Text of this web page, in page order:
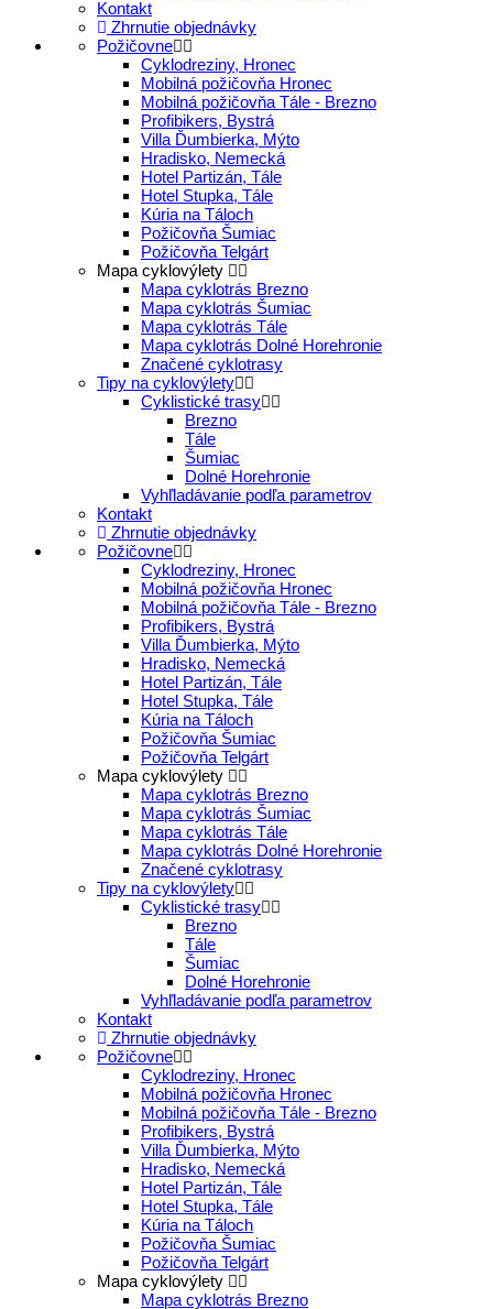
Kontakt
Zhrnutie objednávky
Požičovne
Cyklodreziny, Hronec
Mobilná požičovňa Hronec
Mobilná požičovňa Tále - Brezno
Profibikers, Bystrá
Villa Ďumbierka, Mýto
Hradisko, Nemecká
Hotel Partizán, Tále
Hotel Stupka, Tále
Kúria na Táloch
Požičovňa Šumiac
Požičovňa Telgárt
Mapa cyklovýlety
Mapa cyklotrás Brezno
Mapa cyklotrás Šumiac
Mapa cyklotrás Tále
Mapa cyklotrás Dolné Horehronie
Značené cyklotrasy
Tipy na cyklovýlety
Cyklistické trasy
Brezno
Tále
Šumiac
Dolné Horehronie
Vyhľladávanie podľa parametrov
Kontakt
Zhrnutie objednávky
Požičovne
Cyklodreziny, Hronec
Mobilná požičovňa Hronec
Mobilná požičovňa Tále - Brezno
Profibikers, Bystrá
Villa Ďumbierka, Mýto
Hradisko, Nemecká
Hotel Partizán, Tále
Hotel Stupka, Tále
Kúria na Táloch
Požičovňa Šumiac
Požičovňa Telgárt
Mapa cyklovýlety
Mapa cyklotrás Brezno
Mapa cyklotrás Šumiac
Mapa cyklotrás Tále
Mapa cyklotrás Dolné Horehronie
Značené cyklotrasy
Tipy na cyklovýlety
Cyklistické trasy
Brezno
Tále
Šumiac
Dolné Horehronie
Vyhľladávanie podľa parametrov
Kontakt
Zhrnutie objednávky
Požičovne
Cyklodreziny, Hronec
Mobilná požičovňa Hronec
Mobilná požičovňa Tále - Brezno
Profibikers, Bystrá
Villa Ďumbierka, Mýto
Hradisko, Nemecká
Hotel Partizán, Tále
Hotel Stupka, Tále
Kúria na Táloch
Požičovňa Šumiac
Požičovňa Telgárt
Mapa cyklovýlety
Mapa cyklotrás Brezno